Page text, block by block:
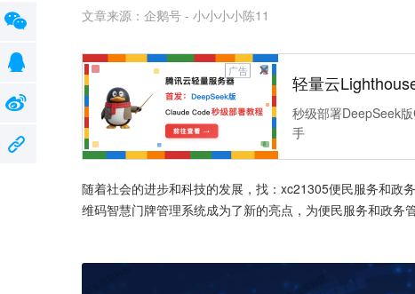
文章来源： 企鹅号 - 小小小小陈11
广告
轻量云
秒级部署DeepSeek
手
随着社会的进步和科技的发展，找：xc21305便民服务和政
维码智慧门牌管理系统成为了新的亮点，为便民服务和政务